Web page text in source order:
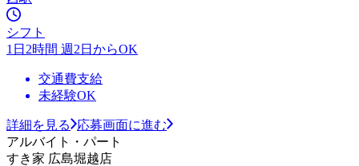
シフト
1日2時間 週2日からOK
交通費支給
未経験OK
詳細を見る
応募画面に進む
アルバイト・パート
すき家 広島堀越店